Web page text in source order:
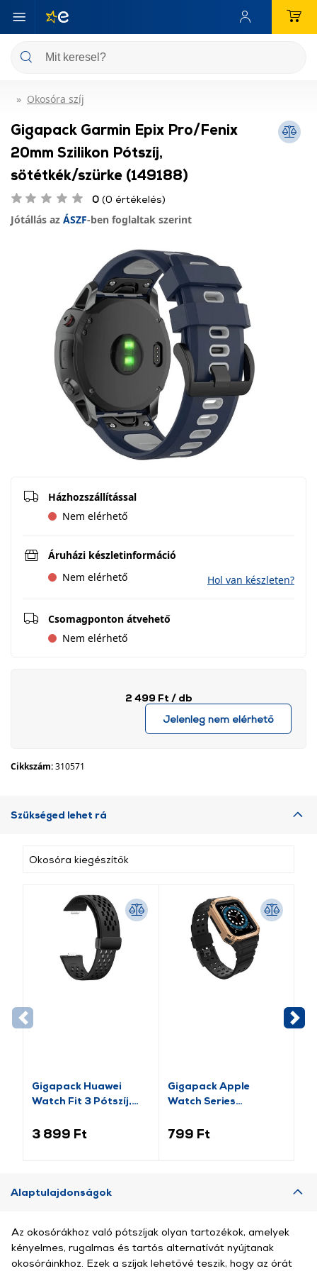
Okosóra szíj
Gigapack Garmin Epix Pro/Fenix
20mm Szilikon Pótszíj,
sötétkék/szürke (149188)
0 (0 értékelés)
Jótállás az ÁSZF-ben foglaltak szerint
Házhozszállítással
Nem elérhető
Áruházi készletinformáció
Nem elérhető
Hol van készleten?
Csomagponton átvehető
Nem elérhető
2 499 Ft / db
Jelenleg nem elérhető
Cikkszám:310571
Szükséged lehet rá
Okosóra kiegészítők
Gigapack Huawei
Watch Fit 3 Pótszíj,
3 899 Ft
Gigapack Apple
Watch Series
fekete/rozéarany (GP-
799 Ft
Alaptulajdonságok
Az okosórákhoz való pótszíjak olyan tartozékok, amelyek
kényelmes, rugalmas és tartós alternatívát nyújtanak
okosóráinkhoz. Ezek a szíjak lehetővé teszik, hogy az órát